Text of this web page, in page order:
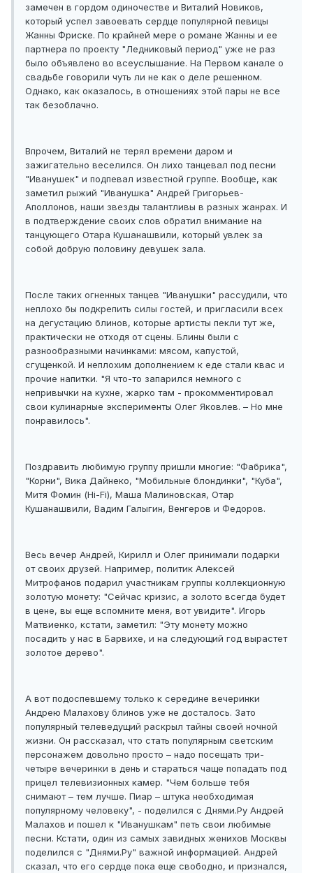
замечен в гордом одиночестве и Виталий Новиков,
который успел завоевать сердце популярной певицы
Жанны Фриске. По крайней мере о романе Жанны и ее
партнера по проекту "Ледниковый период" уже не раз
было объявлено во всеуслышание. На Первом канале о
свадьбе говорили чуть ли не как о деле решенном.
Однако, как оказалось, в отношениях этой пары не все
так безоблачно.
Впрочем, Виталий не терял времени даром и
зажигательно веселился. Он лихо танцевал под песни
"Иванушек" и подпевал известной группе. Вообще, как
заметил рыжий "Иванушка" Андрей Григорьев-
Аполлонов, наши звезды талантливы в разных жанрах. И
в подтверждение своих слов обратил внимание на
танцующего Отара Кушанашвили, который увлек за
собой добрую половину девушек зала.
После таких огненных танцев "Иванушки" рассудили, что
неплохо бы подкрепить силы гостей, и пригласили всех
на дегустацию блинов, которые артисты пекли тут же,
практически не отходя от сцены. Блины были с
разнообразными начинками: мясом, капустой,
сгущенкой. И неплохим дополнением к еде стали квас и
прочие напитки. "Я что-то запарился немного с
непривычки на кухне, жарко там - прокомментировал
свои кулинарные эксперименты Олег Яковлев. – Но мне
понравилось".
Поздравить любимую группу пришли многие: "Фабрика",
"Корни", Вика Дайнеко, "Мобильные блондинки", "Куба",
Митя Фомин (Hi-Fi), Маша Малиновская, Отар
Кушанашвили, Вадим Галыгин, Венгеров и Федоров.
Весь вечер Андрей, Кирилл и Олег принимали подарки
от своих друзей. Например, политик Алексей
Митрофанов подарил участникам группы коллекционную
золотую монету: "Сейчас кризис, а золото всегда будет
в цене, вы еще вспомните меня, вот увидите". Игорь
Матвиенко, кстати, заметил: "Эту монету можно
посадить у нас в Барвихе, и на следующий год вырастет
золотое дерево".
А вот подоспевшему только к середине вечеринки
Андрею Малахову блинов уже не досталось. Зато
популярный телеведущий раскрыл тайны своей ночной
жизни. Он рассказал, что стать популярным светским
персонажем довольно просто – надо посещать три-
четыре вечеринки в день и стараться чаще попадать под
прицел телевизионных камер. "Чем больше тебя
снимают – тем лучше. Пиар – штука необходимая
популярному человеку", - поделился с Днями.Ру Андрей
Малахов и пошел к "Иванушкам" петь свои любимые
песни. Кстати, один из самых завидных женихов Москвы
поделился с "Днями.Ру" важной информацией. Андрей
сказал, что его сердце пока еще свободно, и признался,